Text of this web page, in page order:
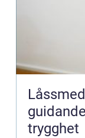
trygghet